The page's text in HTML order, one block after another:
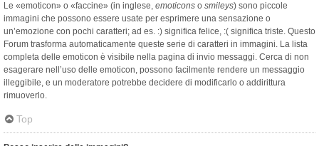
Le «emoticon» o «faccine» (in inglese, emoticons o smileys) sono piccole
immagini che possono essere usate per esprimere una sensazione o
un’emozione con pochi caratteri; ad es. :) significa felice, :( significa triste. Questo
Forum trasforma automaticamente queste serie di caratteri in immagini. La lista
completa delle emoticon è visibile nella pagina di invio messaggi. Cerca di non
esagerare nell’uso delle emoticon, possono facilmente rendere un messaggio
illeggibile, e un moderatore potrebbe decidere di modificarlo o addirittura
rimuoverlo.
Top